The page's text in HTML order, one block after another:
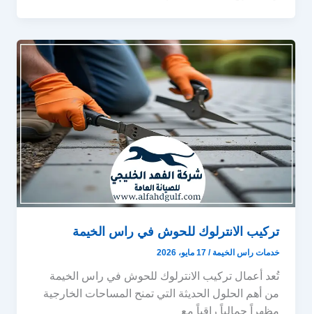
تركيب الانترلوك للحوش في راس الخيمة
خدمات راس الخيمة /17 مايو، 2026
تُعد أعمال تركيب الانترلوك للحوش في راس الخيمة
من أهم الحلول الحديثة التي تمنح المساحات الخارجية
مظهراً جمالياً راقياً مع